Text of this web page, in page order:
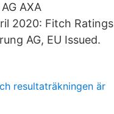
AXA
2020: Fitch Ratings
AG, EU Issued.
resultaträkningen är